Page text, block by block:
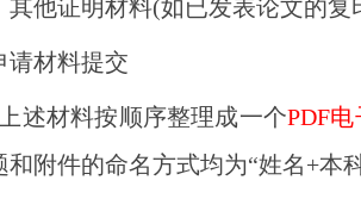
其他证明材料(如已发表论文的
请材料提交
述材料按顺序整理成一个PDF
和附件的命名方式均为“姓名+本